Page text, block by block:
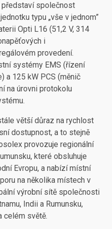
společnost
typu „vše v jednom”
Opti L16 (51,2 V, 314
i
provedení.
systémy EMS (řízení
a 125 kW PCS (měnič
na úrovni protokolu
větší důraz na rychlost
dostupnost, a to stejně
provozuje regionální
které obsluhuje
Evropu, a nabízí místní
na několika místech v
výrobní sítě společnosti
Indii a Rumunsku,
celém světě.